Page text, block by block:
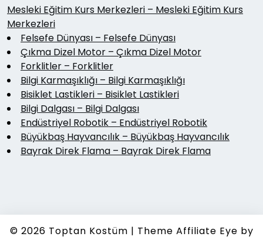
Mesleki Eğitim Kurs Merkezleri – Mesleki Eğitim Kurs
Merkezleri
Felsefe Dünyası – Felsefe Dünyası
Çıkma Dizel Motor – Çıkma Dizel Motor
Forklitler – Forklitler
Bilgi Karmaşıklığı – Bilgi Karmaşıklığı
Bisiklet Lastikleri – Bisiklet Lastikleri
Bilgi Dalgası – Bilgi Dalgası
Endüstriyel Robotik – Endüstriyel Robotik
Büyükbaş Hayvancılık – Büyükbaş Hayvancılık
Bayrak Direk Flama – Bayrak Direk Flama
© 2026 Toptan Kostüm | Theme Affiliate Eye by